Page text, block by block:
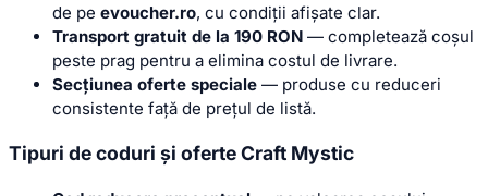
de pe evoucher.ro, cu condiții afișate clar.
Transport gratuit de la 190 RON — completează coșul
peste prag pentru a elimina costul de livrare.
Secțiunea oferte speciale — produse cu reduceri
consistente față de prețul de listă.
Tipuri de coduri și oferte Craft Mystic